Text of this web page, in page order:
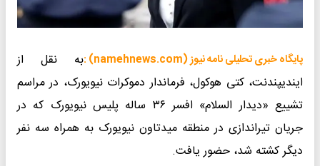
پایگاه خبری تحلیلی نامه نیوز (namehnews.com) :
به نقل از
ایندیپندنت، کتی هوکول، فرماندار دموکرات نیویورک، در مراسم
تشییع «دیدار السلام» افسر ۳۶ ساله پلیس نیویورک که در
جریان تیراندازی در منطقه میدتاون نیویورک به همراه سه نفر
دیگر کشته شد، حضور یافت.